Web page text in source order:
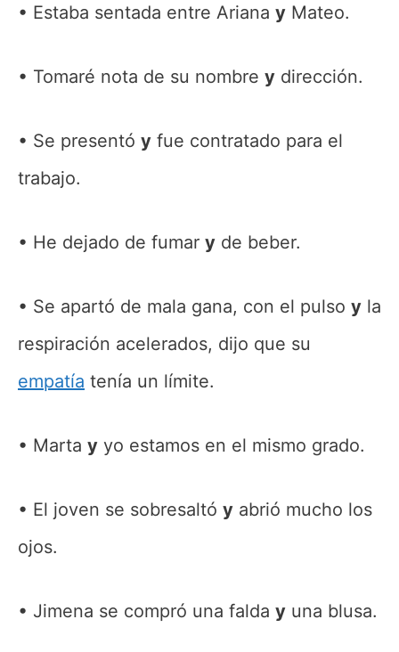
Estaba sentada entre Ariana y Mateo.
Tomaré nota de su nombre y dirección.
Se presentó y fue contratado para el
trabajo.
He dejado de fumar y de beber.
Se apartó de mala gana, con el pulso y la
respiración acelerados, dijo que su
empatía tenía un límite.
Marta y yo estamos en el mismo grado.
El joven se sobresaltó y abrió mucho los
ojos.
Jimena se compró una falda y una blusa.